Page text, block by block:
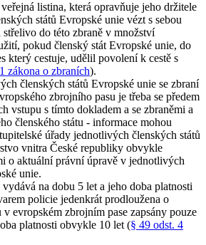
listina, která opravňuje jeho držitele
států Evropské unie vézt s sebou
střelivo do této zbraně v množství
pokud členský stát Evropské unie, do
který cestuje, udělil povolení k cestě s
zákona o zbraních).
členských států Evropské unie se zbraní
zbrojního pasu je třeba se předem
vstupu s tímto dokladem a se zbraněmi a
členského státu - informace mohou
úřady jednotlivých členských států
vnitra České republiky obvykle
o aktuální právní úpravě v jednotlivých
unie.
na dobu 5 let a jeho doba platnosti
policie jedenkrát prodloužena o
evropském zbrojním pase zapsány pouze
platnosti obvykle 10 let (§ 49 odst. 4